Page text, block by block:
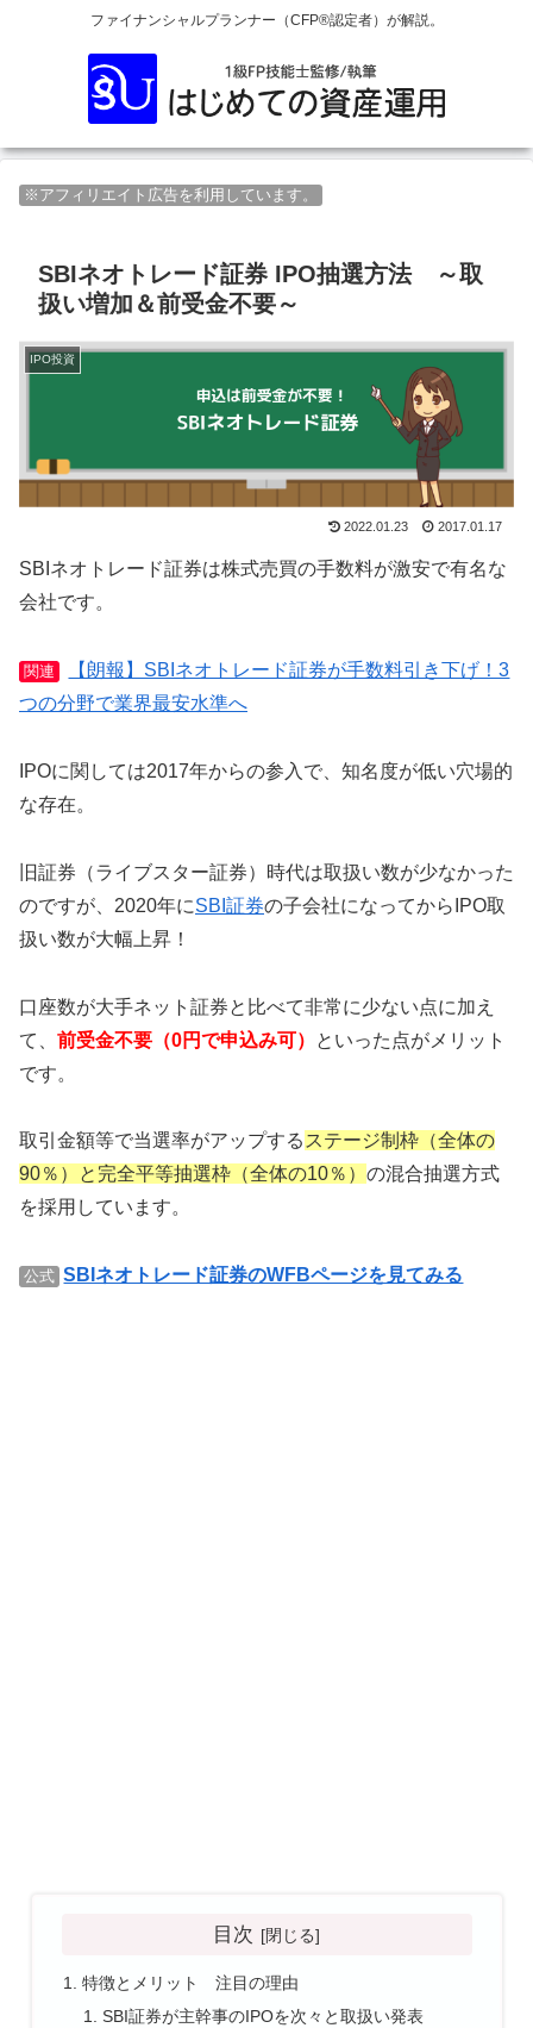
ファイナンシャルプランナー（CFP®認定者）が解説。
※アフィリエイト広告を利用しています。
SBIネオトレード証券 IPO抽選方法 ～取
扱い増加＆前受金不要～
IPO投資
2022.01.23 2017.01.17
SBIネオトレード証券は株式売買の手数料が激安で有名な
会社です。
関連
【朗報】SBIネオトレード証券が手数料引き下げ！3
つの分野で業界最安水準へ
IPOに関しては2017年からの参入で、知名度が低い穴場的
な存在。
旧証券（ライブスター証券）時代は取扱い数が少なかった
のですが、2020年にSBI証券の子会社になってからIPO取
扱い数が大幅上昇！
口座数が大手ネット証券と比べて非常に少ない点に加え
て、 前受金不要（0円で申込み可）
といった点がメリット
です。
取引金額等で当選率がアップするステージ制枠（全体の
90％）と完全平等抽選枠（全体の10％） の混合抽選方式
を採用しています。
公式 SBIネオトレード証券のWFBページを見てみる
目次
特徴とメリット 注目の理由
SBI証券が主幹事のIPOを次々と取扱い発表